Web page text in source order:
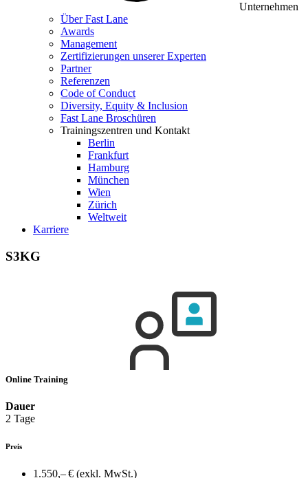
Unternehmen
Über Fast Lane
Awards
Management
Zertifizierungen unserer Experten
Partner
Referenzen
Code of Conduct
Diversity, Equity & Inclusion
Fast Lane Broschüren
Trainingszentren und Kontakt
Berlin
Frankfurt
Hamburg
München
Wien
Zürich
Weltweit
Karriere
S3KG
Online Training
Dauer
2 Tage
Preis
1.550,– € (exkl. MwSt.)